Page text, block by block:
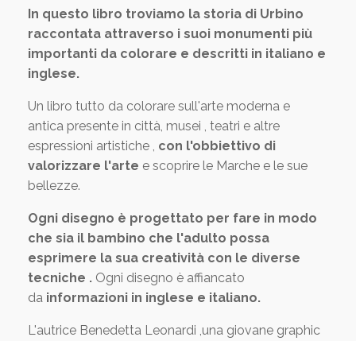
In questo libro troviamo la storia di Urbino
raccontata attraverso i suoi monumenti più
importanti da colorare e descritti in italiano e
inglese.
Un libro tutto da colorare sull'arte moderna e
antica presente in città, musei , teatri e altre
espressioni artistiche ,
con l'obbiettivo di
valorizzare l'arte e scoprire le Marche e le sue
bellezze.
Ogni disegno è progettato per fare in modo
che sia il bambino che l'adulto possa
esprimere la sua creatività con le diverse
tecniche . Ogni disegno è affiancato
da informazioni in inglese e italiano.
L'autrice Benedetta Leonardi ,una giovane graphic